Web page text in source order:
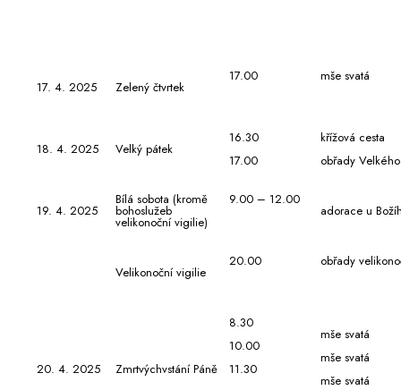
17. 4. 2025 Zelený čtvrtek
17.00 mše svatá
18. 4. 2025 Velký pátek
16.30
17.00
křížová cesta
obřady
19. 4. 2025
Bílá sobota (kromě
bohoslužeb
velikonoční vigilie)
9.00 – 12.00
adorace u
Velikonoční vigilie
20.00 obřady
20. 4. 2025 Zmrtvýchvstání Páně
8.30
10.00
11.30
mše svatá
mše svatá
mše svatá